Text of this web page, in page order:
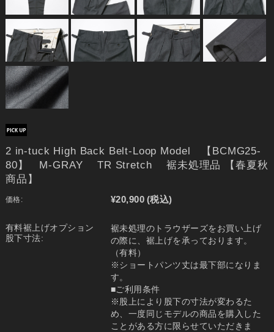
2 in-tuck High Back Belt-Loop Model 【BCMG25-
80】 M-GRAY TR Stretch 裾未処理品 【春夏秋
商品】
価格: ¥20,900 (税込)
有料裾上げオプション
股下寸法:
裾未処理のトラウザーズをお買い上げ
の際に、裾上げを承っております。
（有料）
※ショートパンツ丈は最下部になりま
す。
■ご利用条件
※股上により股下の寸法が変わるた
め、一度同じモデルの商品を購入した
ことがある方に限らせていただきま